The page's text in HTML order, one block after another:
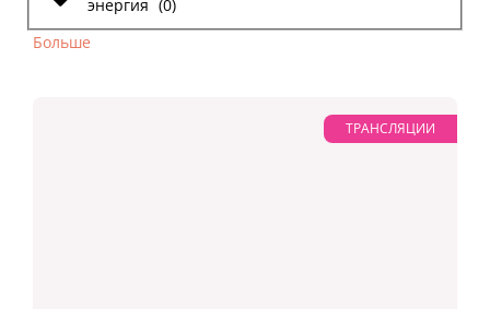
энергия (0)
Больше
ТРАНСЛЯЦИИ